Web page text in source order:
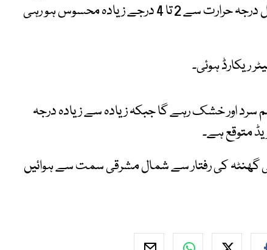
بستہ ہواؤں کے باعث سردی کی شدت اصل درجہ حرارت سے 2 تا 4 درجے زیادہ محسوس ہو رہی
دوران موسم سرد اور خشک رہے گا جبکہ زیادہ سے زیادہ درجہ
میں 5 سے 25 کلو میٹر فی گھنٹہ کی رفتار سے شمال مشرقی سمت سے ہوائیں